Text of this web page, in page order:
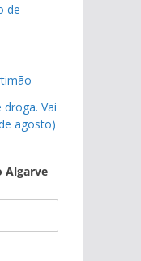
de
Vai
agosto)
Algarve